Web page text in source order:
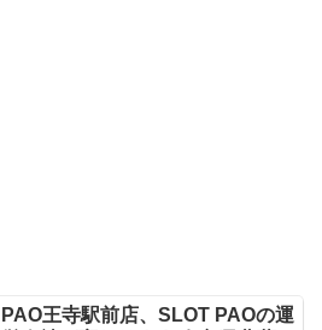
PAO王寺駅前店、SLOT PAOの運